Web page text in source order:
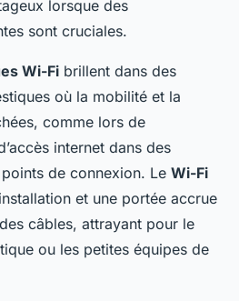
lorsque des
sont cruciales.
Wi-Fi brillent dans des
où la mobilité et la
comme lors de
internet dans des
de connexion. Le Wi-Fi
et une portée accrue
câbles, attrayant pour le
ou les petites équipes de